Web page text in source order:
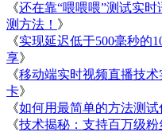
《还在靠“喂喂喂”测试实
测方法！ 》
《实现延迟低于500毫秒的
享》
《移动端实时视频直播技
卡》
《如何用最简单的方法测
《技术揭秘：支持百万级粉